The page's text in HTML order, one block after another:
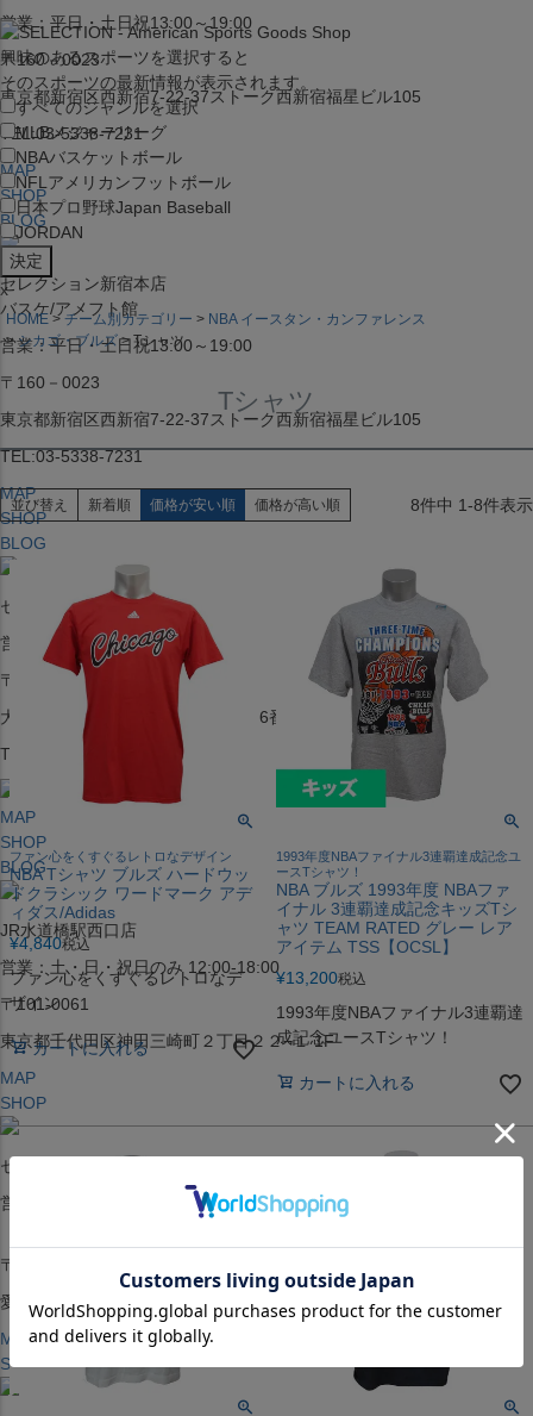
営業：平日・土日祝13:00～19:00
〒160－0023
東京都新宿区西新宿7-22-37ストーク西新宿福星ビル105
TEL:03-5338-7231
MAP
SHOP
BLOG
セレクション新宿本店
バスケ/アメフト館
営業：平日・土日祝13:00～19:00
〒160－0023
東京都新宿区西新宿7-22-37ストーク西新宿福星ビル105
TEL:03-5338-7231
MAP
SHOP
BLOG
セレクション大阪店BIGSTEP 2F
営業：平日・土日祝12:00～19:00
〒542-008
大阪府大阪市中央区西心斎橋1丁目6番14号
TEL:06-4708-3300
MAP
SHOP
BLOG
JR水道橋駅西口店
営業：土・日・祝日のみ 12:00-18:00
〒101-0061
東京都千代田区神田三崎町２丁目２２−１ 1F
MAP
SHOP
セレクション名古屋エスカ地下街店
営業：平日・土日祝12:00～19:00
〒453-0015
愛知県名古屋市中村区椿町６−９先
MAP
SHOP
興味のあるスポーツを選択すると
そのスポーツの最新情報が表示されます。
すべてのジャンルを選択
MLBメジャーリーグ
NBAバスケットボール
NFL アメリカンフットボール
日本プロ野球Japan Baseball
JORDAN
x
HOME チーム別カテゴリー
NBA イースタン・カンファレンス
シカゴ・ブルズ
Tシャツ
Tシャツ
並び替え 新着順 価格が安い順 価格が高い順 8件中 1-8件表示
ファン心をくすぐるレトロなデザイン
NBA Tシャツ ブルズ ハードウッ
ドクラシック ワードマーク アデ
ィダス/Adidas
¥4,840税込
ファン心をくすぐるレトロなデ
ザイン
カートに入れる
1993年度NBAファイナル3連覇達成記念ユ
ースTシャツ！
NBA ブルズ 1993年度 NBAファ
イナル 3連覇達成記念キッズTシ
ャツ TEAM RATED グレー レア
アイテム TSS【OCSL】
¥13,200税込
1993年度NBAファイナル3連覇達
成記念ユースTシャツ！
カートに入れる